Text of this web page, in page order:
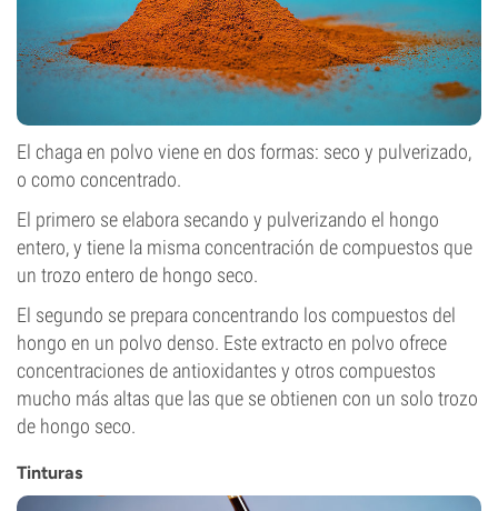
El chaga en polvo viene en dos formas: seco y pulverizado,
o como concentrado.
El primero se elabora secando y pulverizando el hongo
entero, y tiene la misma concentración de compuestos que
un trozo entero de hongo seco.
El segundo se prepara concentrando los compuestos del
hongo en un polvo denso. Este extracto en polvo ofrece
concentraciones de antioxidantes y otros compuestos
mucho más altas que las que se obtienen con un solo trozo
de hongo seco.
Tinturas